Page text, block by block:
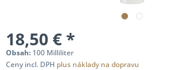
18,50 € *
Obsah: 100 Milliliter
Ceny incl. DPH plus náklady na dopravu